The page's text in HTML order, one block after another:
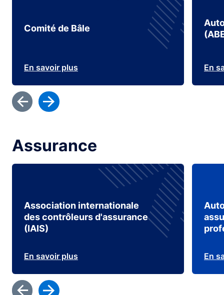
Comité de Bâle
En savoir plus En
Assurance
Association internationale
des contrôleurs d'assurance
(IAIS)
En savoir plus En